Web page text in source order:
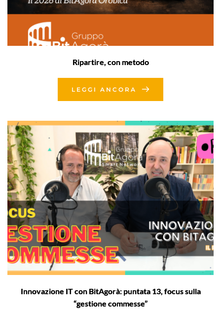
Ripartire, con metodo
LEGGI ANCORA
Innovazione IT con BitAgorà: puntata 13, focus sulla
“gestione commesse”